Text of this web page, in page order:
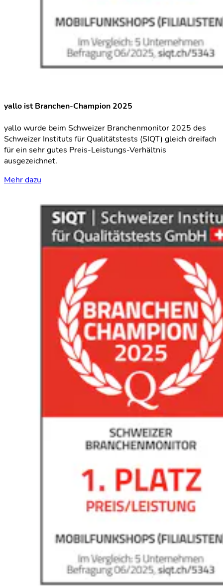
yallo ist Branchen-Champion 2025
yallo wurde beim Schweizer Branchenmonitor 2025 des
Schweizer Instituts für Qualitätstests (SIQT) gleich dreifach
für ein sehr gutes Preis-Leistungs-Verhältnis
ausgezeichnet.
Mehr dazu